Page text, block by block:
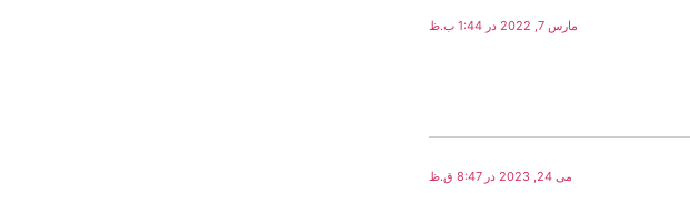
مارس 7, 2022 در 1:44 ب.ظ
می 24, 2023 در 8:47 ق.ظ